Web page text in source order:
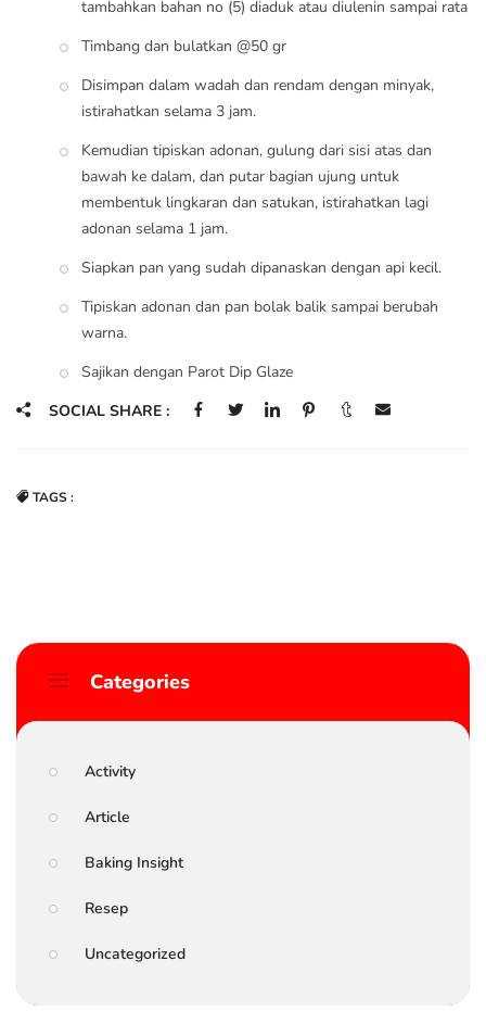
Categories
Activity
Article
Baking Insight
Resep
Uncategorized
tambahkan bahan no (5) diaduk atau diulenin sampai rata
Timbang dan bulatkan @50 gr
Disimpan dalam wadah dan rendam dengan minyak,
istirahatkan selama 3 jam.
Kemudian tipiskan adonan, gulung dari sisi atas dan
bawah ke dalam, dan putar bagian ujung untuk
membentuk lingkaran dan satukan, istirahatkan lagi
adonan selama 1 jam.
Siapkan pan yang sudah dipanaskan dengan api kecil.
Tipiskan adonan dan pan bolak balik sampai berubah
warna.
Sajikan dengan Parot Dip Glaze
SOCIAL SHARE :
TAGS :